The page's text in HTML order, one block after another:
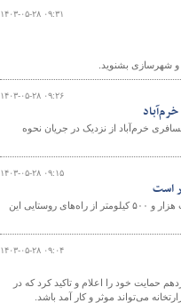
۱۴۰۳-۰۵-۲۸ ۰۹:۳۱
و شهرسازی بشنوید.
۱۴۰۳-۰۵-۲۸ ۰۹:۲۶
خرم‌آباد از نزدیک در جریان نحوه
۱۴۰۳-۰۵-۲۸ ۰۹:۱۵
مدیرکل راهداری و حمل و نقل جاده‌ای استان قزوین گفت: برای احداث و بهسازی آسفالت هزار و ۵۰۰ کیلومتر از راه‌های روستایی این
۱۴۰۳-۰۵-۲۸ ۰۹:۰۴
حمایت خود را اعلام و تاکید کرد که در
می‌تواند موثر و کار آمد باشد.